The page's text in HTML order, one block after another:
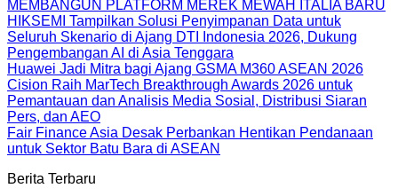
MEMBANGUN PLATFORM MEREK MEWAH ITALIA BARU
HIKSEMI Tampilkan Solusi Penyimpanan Data untuk
Seluruh Skenario di Ajang DTI Indonesia 2026, Dukung
Pengembangan AI di Asia Tenggara
Huawei Jadi Mitra bagi Ajang GSMA M360 ASEAN 2026
Cision Raih MarTech Breakthrough Awards 2026 untuk
Pemantauan dan Analisis Media Sosial, Distribusi Siaran
Pers, dan AEO
Fair Finance Asia Desak Perbankan Hentikan Pendanaan
untuk Sektor Batu Bara di ASEAN
Berita Terbaru